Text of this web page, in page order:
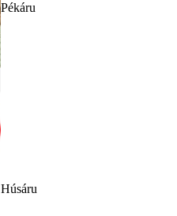
Pékáru
Húsáru